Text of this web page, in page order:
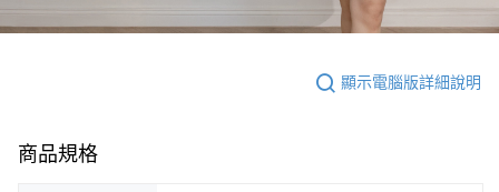
顯示電腦版詳細說明
商品規格